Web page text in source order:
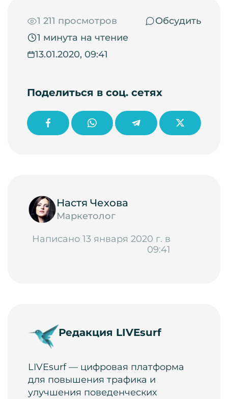
1 211 просмотров
Обсудить
1 минута на чтение
13.01.2020, 09:41
Поделиться в соц. сетях
Настя Чехова
Маркетолог
Написано 13 января 2020 г. в
09:41
Редакция LIVEsurf
LIVEsurf — цифровая платформа
для повышения трафика и
улучшения поведенческих